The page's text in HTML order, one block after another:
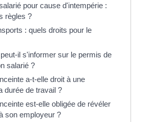
pour cause d'intempérie :
règles ?
: quels droits pour le
il s'informer sur le permis de
salarié ?
a-t-elle droit à une
durée de travail ?
est-elle obligée de révéler
son employeur ?